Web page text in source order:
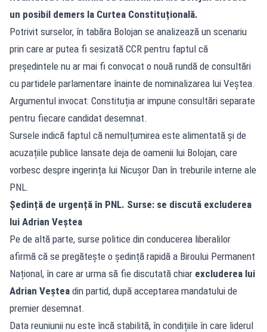
un posibil demers la Curtea Constituțională.
Potrivit surselor, în tabăra Bolojan se analizează un scenariu
prin care ar putea fi sesizată CCR pentru faptul că
președintele nu ar mai fi convocat o nouă rundă de consultări
cu partidele parlamentare înainte de nominalizarea lui Veștea.
Argumentul invocat: Constituția ar impune consultări separate
pentru fiecare candidat desemnat.
Sursele indică faptul că nemulțumirea este alimentată și de
acuzațiile publice lansate deja de oamenii lui Bolojan, care
vorbesc despre ingerința lui Nicușor Dan în treburile interne ale
PNL.
Ședință de urgență în PNL. Surse: se discută excluderea
lui Adrian Veștea
Pe de altă parte, surse politice din conducerea liberalilor
afirmă că se pregătește o ședință rapidă a Biroului Permanent
Național, în care ar urma să fie discutată chiar excluderea lui
Adrian Veștea din partid, după acceptarea mandatului de
premier desemnat.
Data reuniunii nu este încă stabilită, în condițiile în care liderul